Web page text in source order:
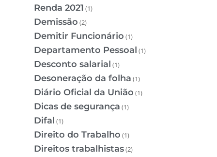
Renda 2021 (1)
Demissão (2)
Demitir Funcionário (1)
Departamento Pessoal (1)
Desconto salarial (1)
Desoneração da folha (1)
Diário Oficial da União (1)
Dicas de segurança (1)
Difal (1)
Direito do Trabalho (1)
Direitos trabalhistas(2)